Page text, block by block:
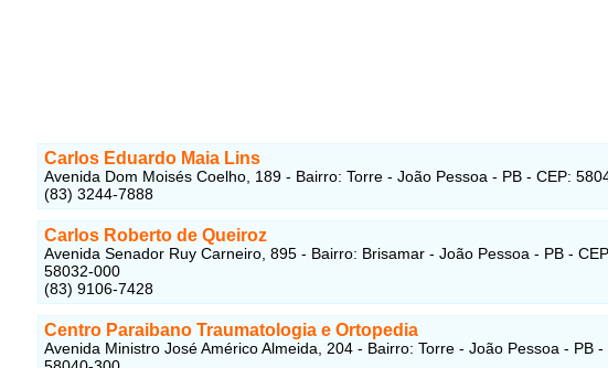
Carlos Eduardo Maia Lins
Avenida Dom Moisés Coelho, 189 - Bairro: Torre - João Pessoa - PB - CEP:
(83) 3244-7888
Carlos Roberto de Queiroz
Avenida Senador Ruy Carneiro, 895 - Bairro: Brisamar - João Pessoa - PB -
58032-000
(83) 9106-7428
Centro Paraibano Traumatologia e Ortopedia
Avenida Ministro José Américo Almeida, 204 - Bairro: Torre - João Pessoa - PB -